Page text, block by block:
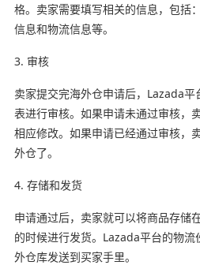
格。卖家需要填写相关的信息，包括
信息和物流信息等。
3. 审核
卖家提交完海外仓申请后，Lazada
表进行审核。如果申请未通过审核，
相应修改。如果申请已经通过审核，
外仓了。
4. 存储和发货
申请通过后，卖家就可以将商品存储
的时候进行发货。Lazada平台的物
外仓库发送到买家手里。